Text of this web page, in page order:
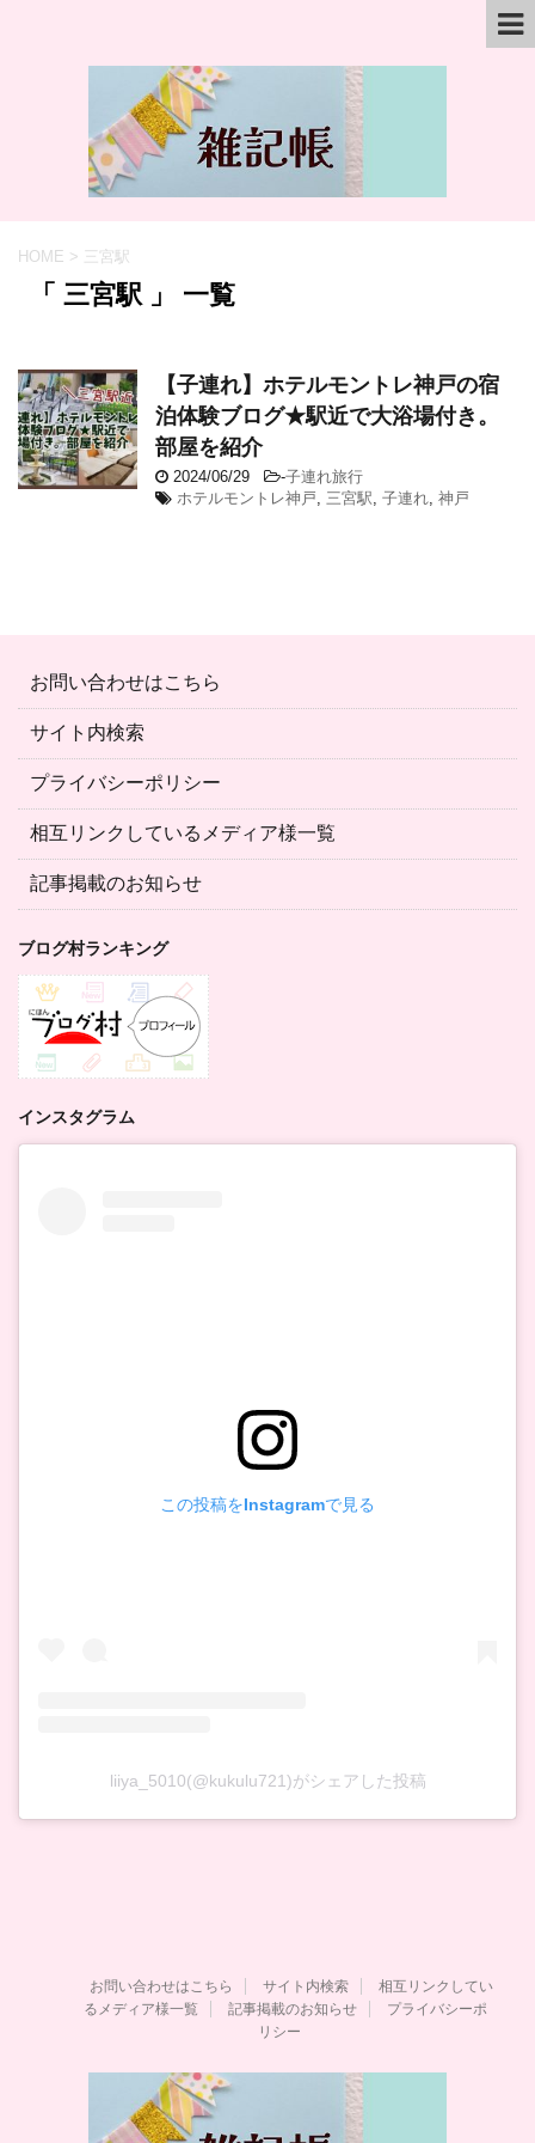
HOME > 三宮駅
「 三宮駅 」 一覧
【子連れ】ホテルモントレ神戸の宿
泊体験ブログ★駅近で大浴場付き。
部屋を紹介
2024/06/29 -子連れ旅行
ホテルモントレ神戸, 三宮駅, 子連れ, 神戸
お問い合わせはこちら
サイト内検索
プライバシーポリシー
相互リンクしているメディア様一覧
記事掲載のお知らせ
ブログ村ランキング
インスタグラム
この投稿をInstagramで見る
liiya_5010(@kukulu721)がシェアした投稿
お問い合わせはこちら サイト内検索
相互リンクしてい
るメディア様一覧
記事掲載のお知らせ
プライバシーポ
リシー